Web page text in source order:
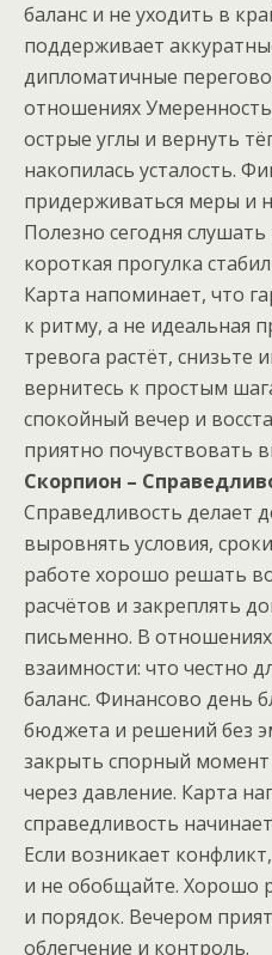
баланс и не уходить в
поддерживает
дипломатичные
отношениях
острые углы и вернуть
накопилась усталость.
придерживаться меры и
Полезно сегодня
короткая прогулка
Карта напоминает, что
к ритму, а не идеальная
тревога растёт,
вернитесь к простым
спокойный вечер и
приятно почувствовать
Скорпион –
Справедливость делает
выровнять условия,
работе хорошо решать
расчётов и закреплять
письменно. В
взаимности: что честно
баланс. Финансово день
бюджета и решений без
закрыть спорный момент
через давление. Карта
справедливость
Если возникает
и не обобщайте. Хорошо
и порядок. Вечером
облегчение и контроль.